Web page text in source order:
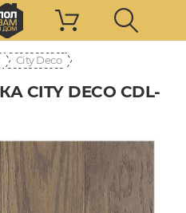
City Deco
DECO CDL-